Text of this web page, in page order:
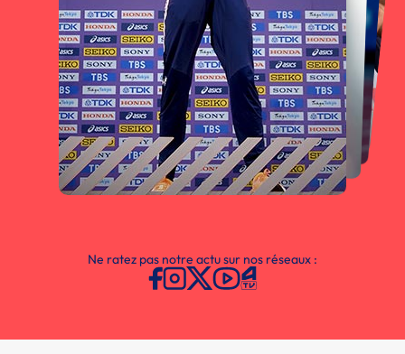
Ne ratez pas notre actu sur nos réseaux :